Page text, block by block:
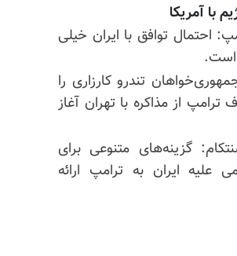
با آمریکا
احتمال توافق با ایران خیلی
است.
تندرو کارزاری را
ترامپ از مذاکره با تهران آغاز
گزینه‌های متنوعی برای
علیه ایران به ترامپ ارائه